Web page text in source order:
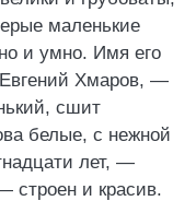
маленькие
и умно. Имя его
Хмаров, —
сшит
белые, с нежной
лет, —
строен и красив.